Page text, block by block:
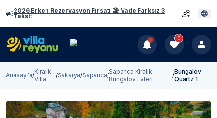
2026 Erken Rezervasyon Fırsatı 🏖️ Vade Farksız 3
Taksit
0
Anasayfa/
Kiralık
Villa
/Sakarya/Sapanca/
Sapanca Kiralık
Bungalov Evleri
/
Bungalov
Quartz 1